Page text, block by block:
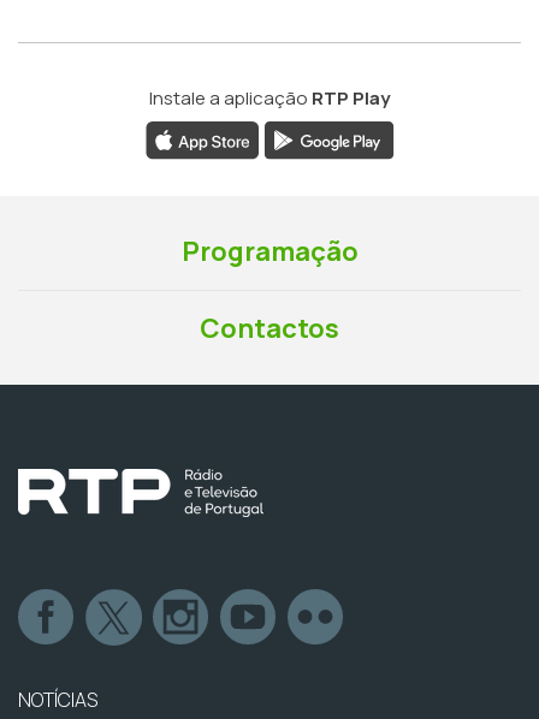
Instale a aplicação RTP Play
Programação
Contactos
NOTÍCIAS